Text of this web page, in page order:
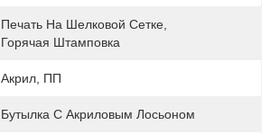
Печать На Шелковой Сетке,
Горячая Штамповка
Акрил, ПП
Бутылка С Акриловым Лосьоном